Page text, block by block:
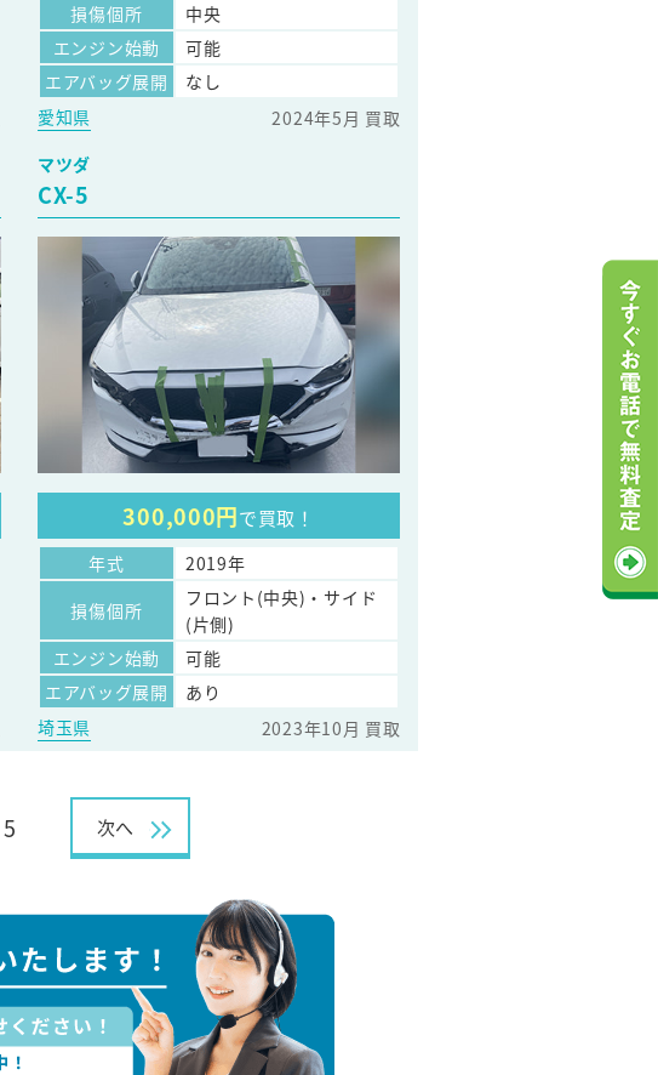
損傷個所
中央
エンジン始動
可能
エアバッグ展開
なし
愛知県
2024年5月 買取
マツダ
CX-5
300,000円で買取！
年式
2019年
損傷個所
フロント(中央)・サイド
(片側)
エンジン始動
可能
エアバッグ展開
あり
埼玉県
2023年10月 買取
5 次へ